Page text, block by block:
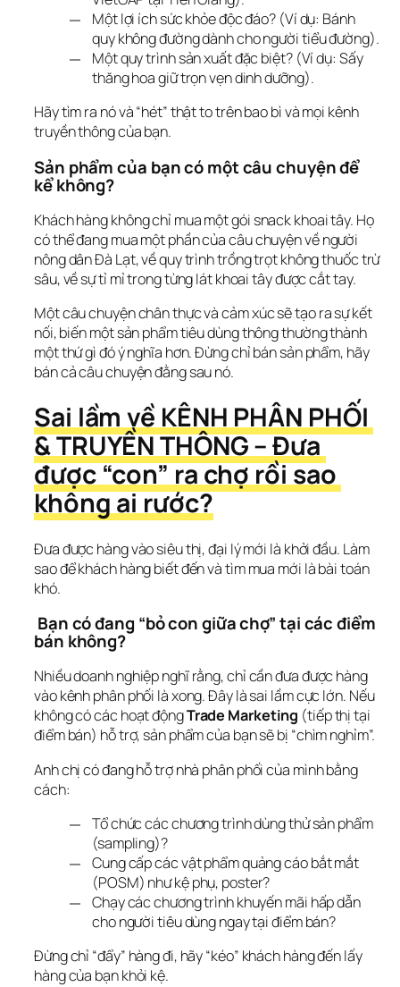
Một lợi ích sức khỏe độc đáo? (Ví dụ: Bánh
quy không đường dành cho người tiểu đường).
Một quy trình sản xuất đặc biệt? (Ví dụ: Sấy
thăng hoa giữ trọn vẹn dinh dưỡng).
Hãy tìm ra nó và “hét” thật to trên bao bì và mọi kênh
truyền thông của bạn.
Sản phẩm của bạn có một câu chuyện để
kể không?
Khách hàng không chỉ mua một gói snack khoai tây. Họ
có thể đang mua một phần của câu chuyện về người
nông dân Đà Lạt, về quy trình trồng trọt không thuốc trừ
sâu, về sự tỉ mỉ trong từng lát khoai tây được cắt tay.
Một câu chuyện chân thực và cảm xúc sẽ tạo ra sự kết
nối, biến một sản phẩm tiêu dùng thông thường thành
một thứ gì đó ý nghĩa hơn. Đừng chỉ bán sản phẩm, hãy
bán cả câu chuyện đằng sau nó.
Sai lầm về KÊNH PHÂN PHỐI
& TRUYỀN THÔNG – Đưa
được “con” ra chợ rồi sao
không ai rước?
Đưa được hàng vào siêu thị, đại lý mới là khởi đầu. Làm
sao để khách hàng biết đến và tìm mua mới là bài toán
khó.
bán không?
Nhiều doanh nghiệp nghĩ rằng, chỉ cần đưa được hàng
vào kênh phân phối là xong. Đây là sai lầm cực lớn. Nếu
không có các hoạt động Trade Marketing (tiếp thị tại
điểm bán) hỗ trợ, sản phẩm của bạn sẽ bị “chìm nghỉm”.
Anh chị có đang hỗ trợ nhà phân phối của mình bằng
cách:
Tổ chức các chương trình dùng thử sản phẩm
(sampling)?
Cung cấp các vật phẩm quảng cáo bắt mắt
(POSM) như kệ phụ, poster?
Chạy các chương trình khuyến mãi hấp dẫn
cho người tiêu dùng ngay tại điểm bán?
Đừng chỉ “đẩy” hàng đi, hãy “kéo” khách hàng đến lấy
hàng của bạn khỏi kệ.